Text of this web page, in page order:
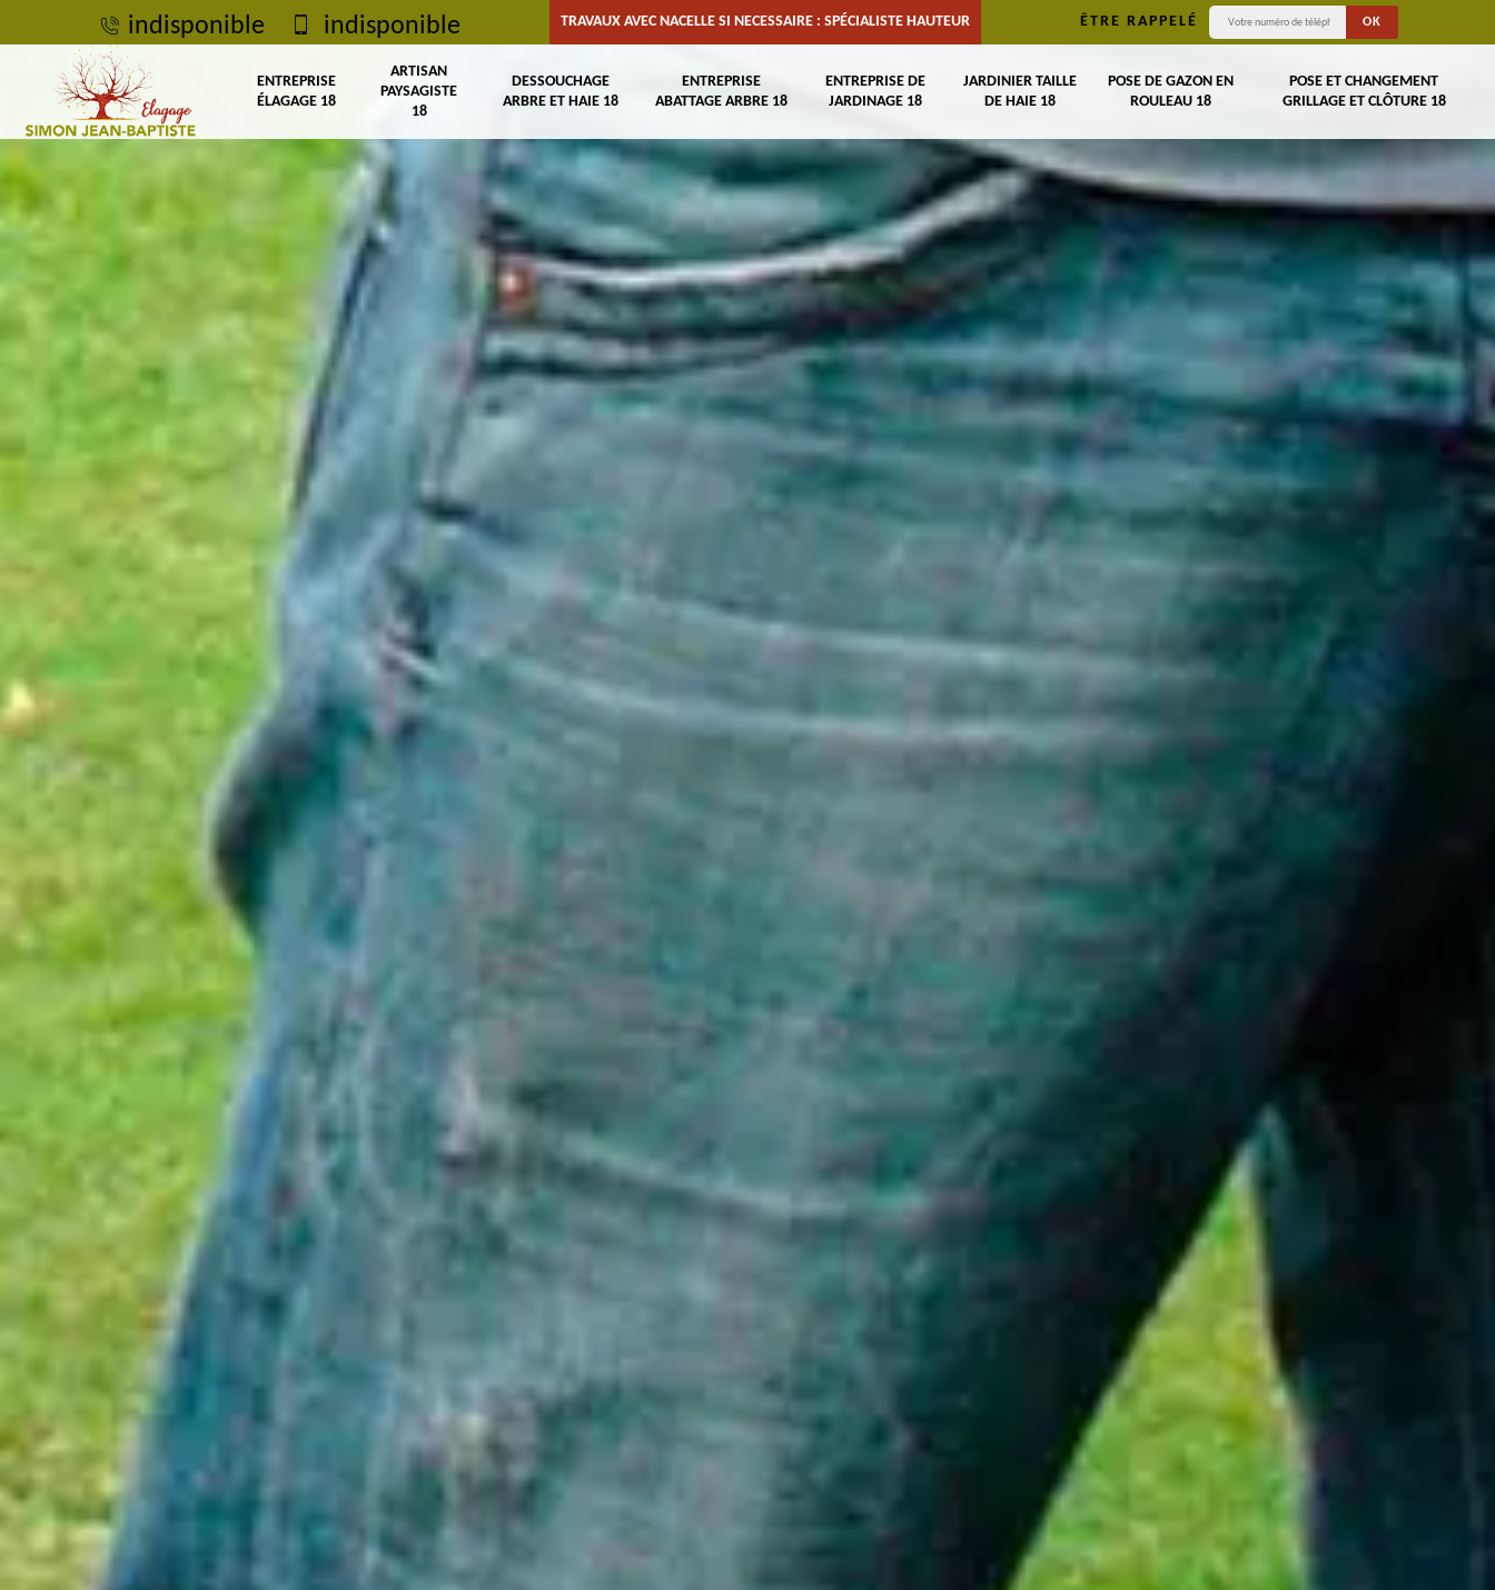
indisponible indisponible TRAVAUX AVEC NACELLE SI NECESSAIRE : SPÉCIALISTE HAUTEUR ÊTRE RAPPELÉ
ENTREPRISE
ÉLAGAGE 18
ARTISAN
PAYSAGISTE
18
DESSOUCHAGE
ARBRE ET HAIE 18
ENTREPRISE
ABATTAGE ARBRE 18
ENTREPRISE DE
JARDINAGE 18
JARDINIER TAILLE
DE HAIE 18
POSE DE GAZON EN
ROULEAU 18
POSE ET CHANGEMENT
GRILLAGE ET CLÔTURE 18